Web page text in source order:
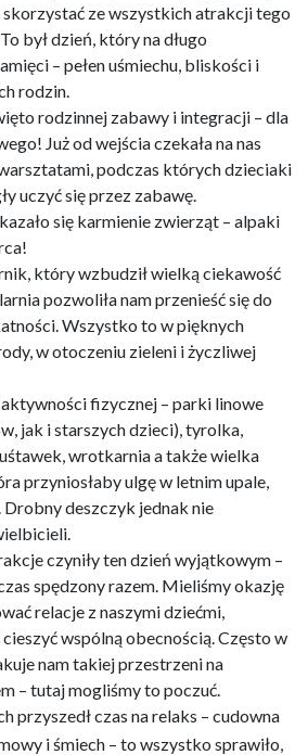
skorzystać ze wszystkich atrakcji tego
był dzień, który na długo
– pełen uśmiechu, bliskości i
rodzin.
rodzinnej zabawy i integracji – dla
Już od wejścia czekała na nas
podczas których dzieciaki
uczyć się przez zabawę.
się karmienie zwierząt – alpaki
który wzbudził wielką ciekawość
pozwoliła nam przenieść się do
Wszystko to w pięknych
w otoczeniu zieleni i życzliwej
fizycznej – parki linowe
jak i starszych dzieci), tyrolka,
wrotkarnia a także wielka
przyniosłaby ulgę w letnim upale,
deszczyk jednak nie
czyniły ten dzień wyjątkowym –
spędzony razem. Mieliśmy okazję
relacje z naszymi dziećmi,
wspólną obecnością. Często w
nam takiej przestrzeni na
– tutaj mogliśmy to poczuć.
przyszedł czas na relaks – cudowna
i śmiech – to wszystko sprawiło,